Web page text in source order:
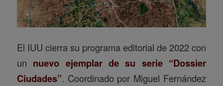
El IUU cierra su programa editorial de 2022 con
un nuevo ejemplar de su serie “Dossier
Ciudades”. Coordinado por Miguel Fernández